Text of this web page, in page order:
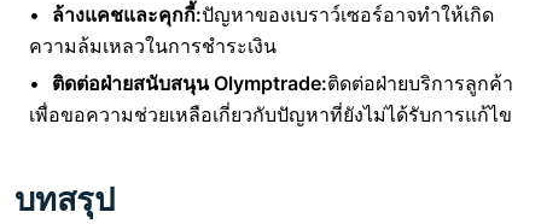
ล้างแคชและคุกกี้:ปัญหาของเบราว์เซอร์อาจทำให้เกิด
ความล้มเหลวในการชำระเงิน
ติดต่อฝ่ายสนับสนุน Olymptrade:ติดต่อฝ่ายบริการลูกค้า
เพื่อขอความช่วยเหลือเกี่ยวกับปัญหาที่ยังไม่ได้รับการแก้ไข
บทสรุป